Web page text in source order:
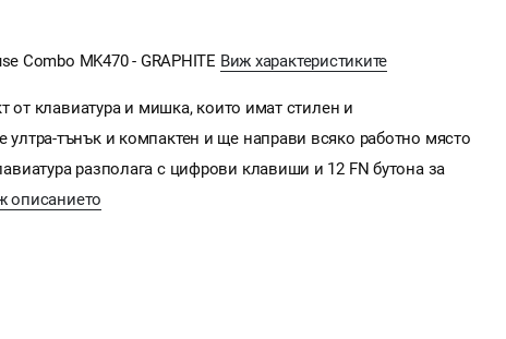
Combo MK470 - GRAPHITE Виж характеристиките
от клавиатура и мишка, които имат стилен и
тънък и компактен и ще направи всяко работно място
разполага с цифрови клавиши и 12 FN бутона за
описанието